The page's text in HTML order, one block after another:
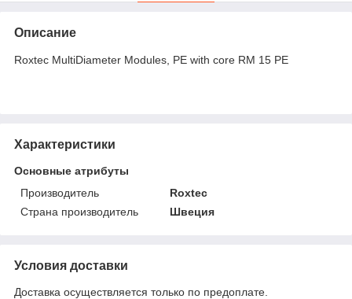
Описание
Roxtec MultiDiameter Modules, PE with core RM 15 PE
Характеристики
Основные атрибуты
Производитель
Roxtec
Страна производитель
Швеция
Условия доставки
Доставка осуществляется только по предоплате.